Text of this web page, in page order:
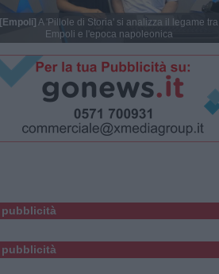
[Empoli] A 'Pillole di Storia' si analizza il legame tra
Empoli e l'epoca napoleonica
pubblicità
pubblicità